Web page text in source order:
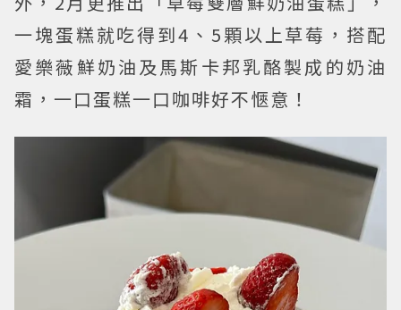
一塊蛋糕就吃得到4、5顆以上草莓，搭配
愛樂薇鮮奶油及馬斯卡邦乳酪製成的奶油
霜，一口蛋糕一口咖啡好不愜意！